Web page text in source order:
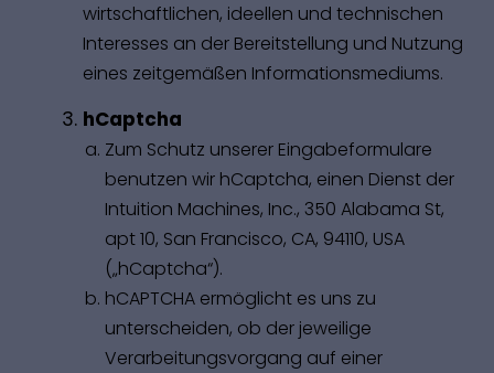
wirtschaftlichen, ideellen und technischen
Interesses an der Bereitstellung und Nutzung
eines zeitgemäßen Informationsmediums.
hCaptcha
Zum Schutz unserer Eingabeformulare
benutzen wir hCaptcha, einen Dienst der
Intuition Machines, Inc., 350 Alabama St,
apt 10, San Francisco, CA, 94110, USA
(„hCaptcha“).
hCAPTCHA ermöglicht es uns zu
unterscheiden, ob der jeweilige
Verarbeitungsvorgang auf einer